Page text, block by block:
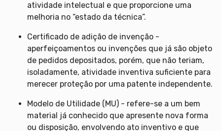
atividade intelectual e que proporcione uma
melhoria no “estado da técnica”.
Certificado de adição de invenção -
aperfeiçoamentos ou invenções que já são objeto
de pedidos depositados, porém, que não teriam,
isoladamente, atividade inventiva suficiente para
merecer proteção por uma patente independente.
Modelo de Utilidade (MU) - refere-se a um bem
material já conhecido que apresente nova forma
ou disposição, envolvendo ato inventivo e que